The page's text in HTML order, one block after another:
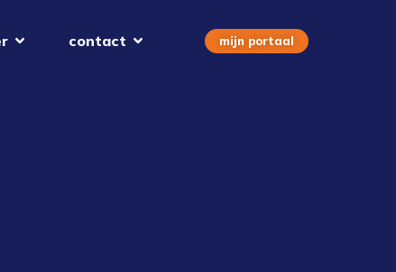
contact mijn portaal